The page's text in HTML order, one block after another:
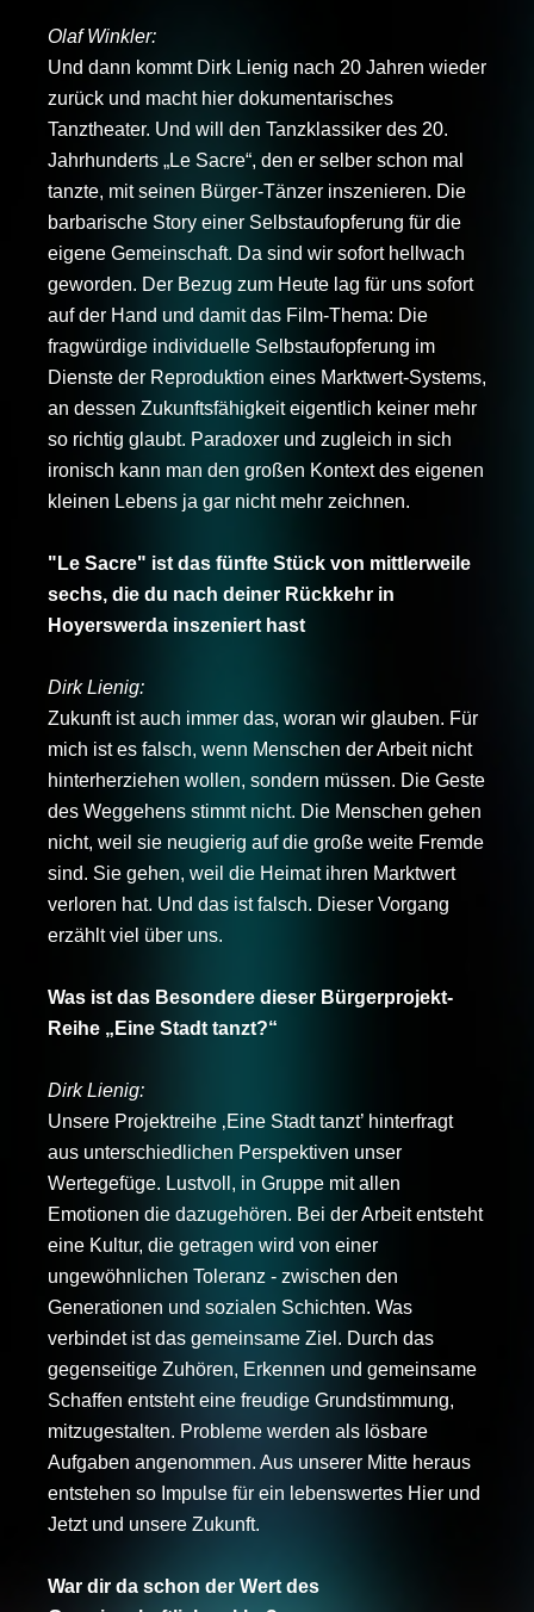
Olaf Winkler:
Und dann kommt Dirk Lienig nach 20 Jahren wieder
zurück und macht hier dokumentarisches
Tanztheater. Und will den Tanzklassiker des 20.
Jahrhunderts „Le Sacre“, den er selber schon mal
tanzte, mit seinen Bürger-Tänzer inszenieren. Die
barbarische Story einer Selbstaufopferung für die
eigene Gemeinschaft. Da sind wir sofort hellwach
geworden. Der Bezug zum Heute lag für uns sofort
auf der Hand und damit das Film-Thema: Die
fragwürdige individuelle Selbstaufopferung im
Dienste der Reproduktion eines Marktwert-Systems,
an dessen Zukunftsfähigkeit eigentlich keiner mehr
so richtig glaubt. Paradoxer und zugleich in sich
ironisch kann man den großen Kontext des eigenen
kleinen Lebens ja gar nicht mehr zeichnen.
"Le Sacre" ist das fünfte Stück von mittlerweile
sechs, die du nach deiner Rückkehr in
Hoyerswerda inszeniert hast
Dirk Lienig:
Zukunft ist auch immer das, woran wir glauben. Für
mich ist es falsch, wenn Menschen der Arbeit nicht
hinterherziehen wollen, sondern müssen. Die Geste
des Weggehens stimmt nicht. Die Menschen gehen
nicht, weil sie neugierig auf die große weite Fremde
sind. Sie gehen, weil die Heimat ihren Marktwert
verloren hat. Und das ist falsch. Dieser Vorgang
erzählt viel über uns.
Was ist das Besondere dieser Bürgerprojekt-
Reihe „Eine Stadt tanzt?“
Dirk Lienig:
Unsere Projektreihe ‚Eine Stadt tanzt’ hinterfragt
aus unterschiedlichen Perspektiven unser
Wertegefüge. Lustvoll, in Gruppe mit allen
Emotionen die dazugehören. Bei der Arbeit entsteht
eine Kultur, die getragen wird von einer
ungewöhnlichen Toleranz - zwischen den
Generationen und sozialen Schichten. Was
verbindet ist das gemeinsame Ziel. Durch das
gegenseitige Zuhören, Erkennen und gemeinsame
Schaffen entsteht eine freudige Grundstimmung,
mitzugestalten. Probleme werden als lösbare
Aufgaben angenommen. Aus unserer Mitte heraus
entstehen so Impulse für ein lebenswertes Hier und
Jetzt und unsere Zukunft.
War dir da schon der Wert des